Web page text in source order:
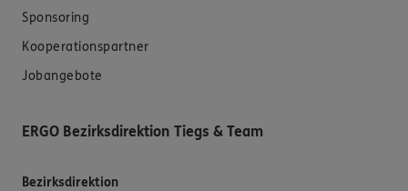
Sponsoring
Kooperationspartner
Jobangebote
ERGO Bezirksdirektion Tiegs & Team
Bezirksdirektion